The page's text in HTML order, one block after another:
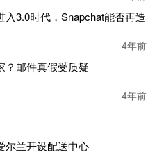
入3.0时代，Snapchat能否再造
4年前
？邮件真假受质疑
4年前
尔兰开设配送中心